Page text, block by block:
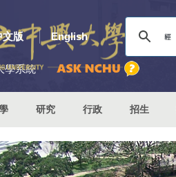
文版 English
學系統
研究 行政 招生